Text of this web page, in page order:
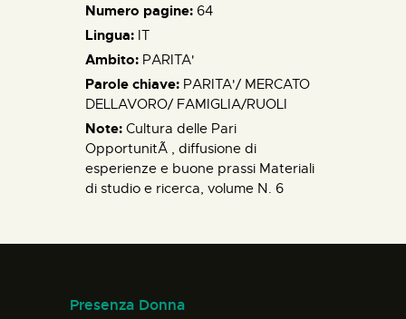
Numero pagine: 64
Lingua: IT
Ambito: PARITA'
Parole chiave: PARITA'/ MERCATO
DELLAVORO/ FAMIGLIA/RUOLI
Note: Cultura delle Pari
OpportunitÃ , diffusione di
esperienze e buone prassi Materiali
di studio e ricerca, volume N. 6
Presenza Donna